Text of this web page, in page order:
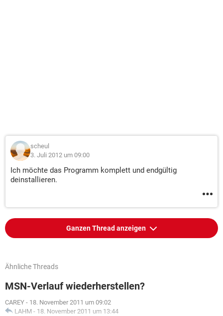
scheul
3. Juli 2012 um 09:00
Ich möchte das Programm komplett und endgültig
deinstallieren.
Ganzen Thread anzeigen
Ähnliche Threads
MSN-Verlauf wiederherstellen?
CAREY - 18. November 2011 um 09:02
LAHM - 18. November 2011 um 13:44